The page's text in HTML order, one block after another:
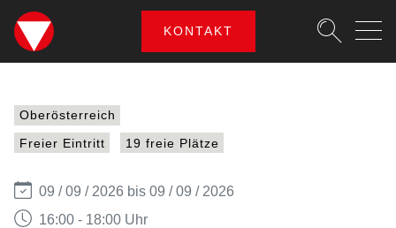
SKIPLINKS Zum Inhalt (Accesskey: 0)
Zur Hauptnavigation
Zur Portalnavigation
Zur Metanavigation
Zum Footer (Accesskey: 6)
KONTAKT
MILITÄRPOLIZEI -
Oberösterreich
Freier Eintritt
19 freie Plätze
09 / 09 / 2026 bis 09 / 09 / 2026
16:00 - 18:00 Uhr